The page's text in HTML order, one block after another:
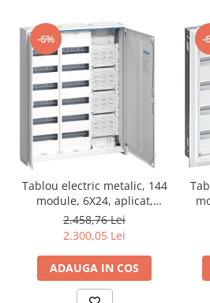
-6%
Tablou electric metalic, 144
module, 6X24, aplicat,
Hager, Univers, IP31, cu
sectie multimedia,
2.458,76 Lei
2.300,05 Lei
ADAUGA IN COS
-